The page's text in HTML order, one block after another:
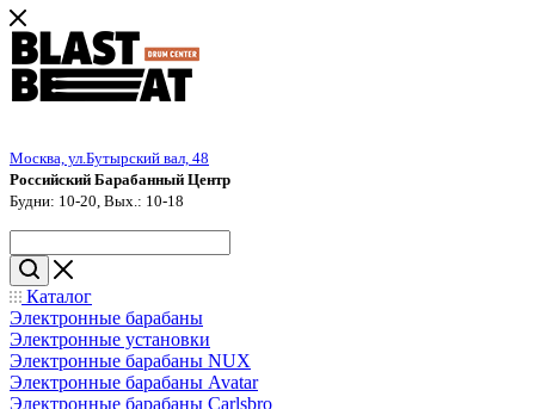
Москва, ул.Бутырский вал, 48
Российский Барабанный Центр
Будни: 10-20, Вых.: 10-18
Каталог
Электронные барабаны
Электронные установки
Электронные барабаны NUX
Электронные барабаны Avatar
Электронные барабаны Carlsbro